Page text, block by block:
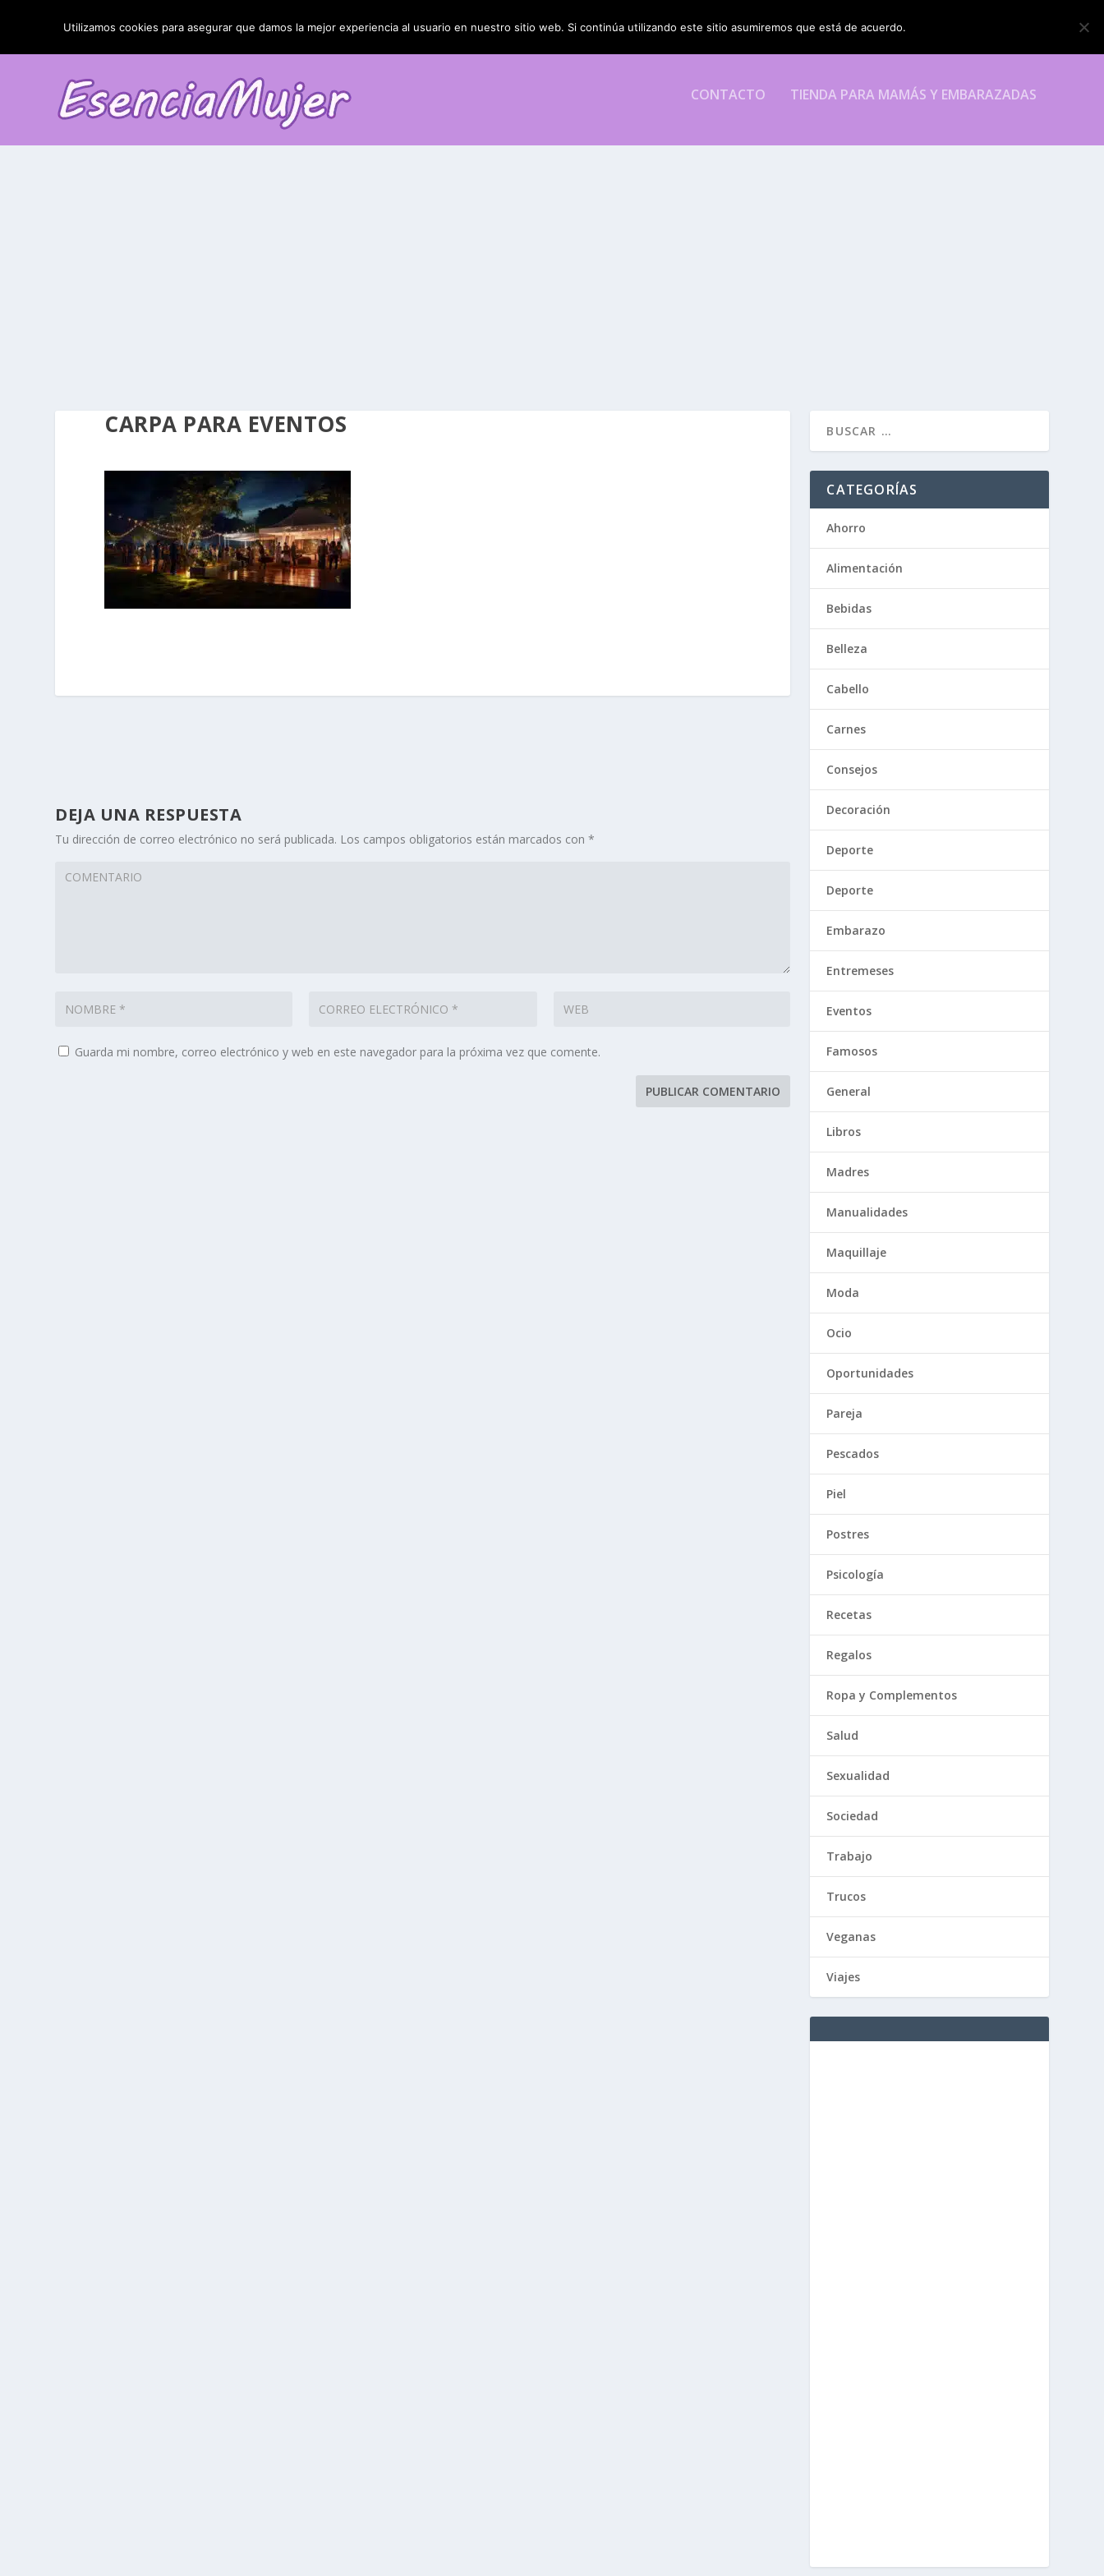
TENDENCIAS: La blefaroplastia y sus resultados
CONTACTO TIENDA PARA MAMÁS Y EMBARAZADAS
CARPA PARA EVENTOS
DEJA UNA RESPUESTA
Tu dirección de correo electrónico no será publicada. Los campos obligatorios están marcados con*
Guarda mi nombre, correo electrónico y web en este navegador para la próxima vez que comente.
CATEGORÍAS
Ahorro
Alimentación
Bebidas
Belleza
Cabello
Carnes
Consejos
Decoración
Deporte
Deporte
Embarazo
Entremeses
Eventos
Famosos
General
Libros
Madres
Manualidades
Maquillaje
Moda
Ocio
Oportunidades
Pareja
Pescados
Piel
Postres
Psicología
Recetas
Regalos
Ropa y Complementos
Salud
Sexualidad
Sociedad
Trabajo
Trucos
Veganas
Viajes
Utilizamos cookies para asegurar que damos la mejor experiencia al usuario en nuestro sitio web. Si continúa utilizando este sitio asumiremos que está de acuerdo.